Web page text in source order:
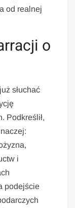
od realnej
o
słuchać
Podkreślił,
i
podejście